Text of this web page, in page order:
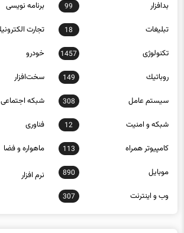
تبلیغات 18 تجارت الكترونيك
تکنولوژی 1457 خودرو
روباتيك 149 سخت‌افزار
سيستم عامل 308 شبكه اجتماعی
شبكه و امنيت 12 فناوری
كامپيوتر همراه 113 ماهواره و فضا
موبايل 890
وب و اينترنت 307